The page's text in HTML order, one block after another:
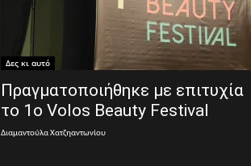
Δες κι αυτό
Πραγματοποιήθηκε με επιτυχία
το 1ο Volos Beauty Festival
Διαμαντούλα Χατζηαντωνίου